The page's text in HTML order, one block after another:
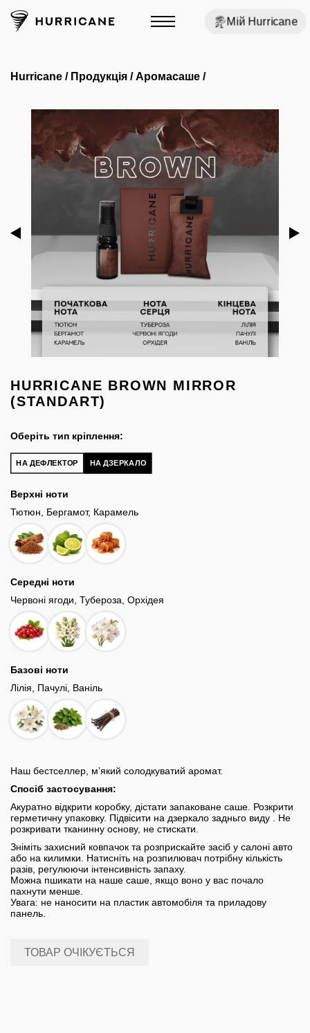
Мій Hurricane
Hurricane / Продукція /Аромасаше /
HURRICANE BROWN MIRROR
(STANDART)
Оберіть тип кріплення:
НА ДЕФЛЕКТОР НА ДЗЕРКАЛО
Верхні ноти
Тютюн, Бергамот, Карамель
Середні ноти
Червоні ягоди, Тубероза, Орхідея
Базові ноти
Лілія, Пачулi, Ваніль
Наш бестселлер, мʼякий солодкуватий аромат.
Спосіб застосування:
Акуратно відкрити коробку, дістати запаковане саше. Розкрити
герметичну упаковку. Підвісити на дзеркало задньго виду . Не
розкривати тканинну основу, не стискати.
Зніміть захисний ковпачок та розприскайте засіб у салоні авто
або на килимки. Натисніть на розпилювач потрібну кількість
разів, регулюючи інтенсивність запаху.
Можна пшикати на наше саше, якщо воно у вас почало
пахнути менше.
Увага: не наносити на пластик автомобіля та приладову
панель.
ТОВАР ОЧІКУЄТЬСЯ